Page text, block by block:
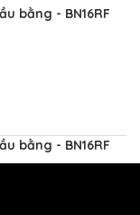
bằng - BN16RF
bằng - BN16RF